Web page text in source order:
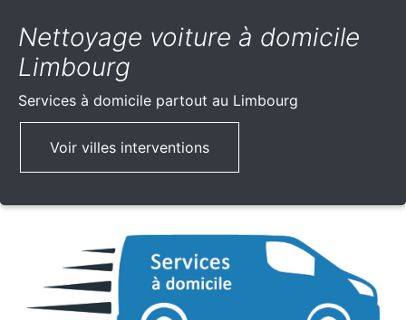
Nettoyage voiture à domicile
Limbourg
Services à domicile partout au Limbourg
Voir villes interventions